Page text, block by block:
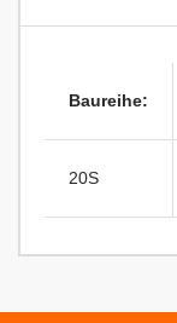
Baureihe:
20S